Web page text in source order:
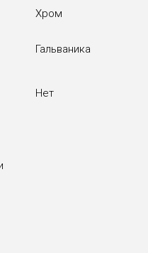
Хром
Гальваника
Нет